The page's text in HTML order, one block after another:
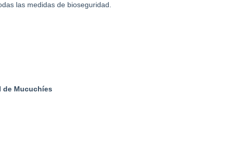
las medidas de bioseguridad.
de Mucuchíes